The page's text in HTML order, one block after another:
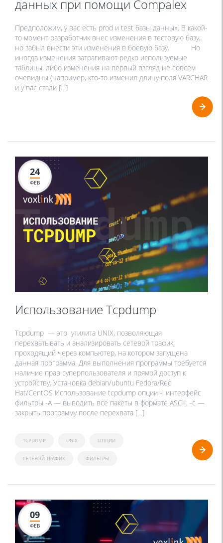
данных при помощи Compalex
Предположим, у вас есть prod и test базы данных. В какой-
то момент разработчик внес изменения в тестовую базу,
но забыл внести эти изменения в боевую базу. Но
иногда изменения затрагивают редко используемые
таблицы, либо изменения на первый взгляд не совсем
очевидны (например, кто-то изменил длину поля VARCHAR
и у вас стали […]
24
ФЕВ
Использование Tcpdump
Tcpdump — это утилита UNIX, позволяющая
перехватывать и анализировать сетевой трафик,
проходящий через компьютер, на котором запущена
данная программа. Для выполнения программы требуется
наличие прав суперпользователя и прямой доступ к
устройству. Установка debian/ubuntu Fedora/Red
Hat/CentOS Использование tcpdump опции -i интерфейс
фильтры -A — выводить все пакеты в формате ASCII; -c —
закрыть программу после перехвата […]
TCPDUMP UNIX ОПЦИИ
СЕТЕВОЙ ТРАФИК ФИЛЬТРЫ
09
ФЕВ